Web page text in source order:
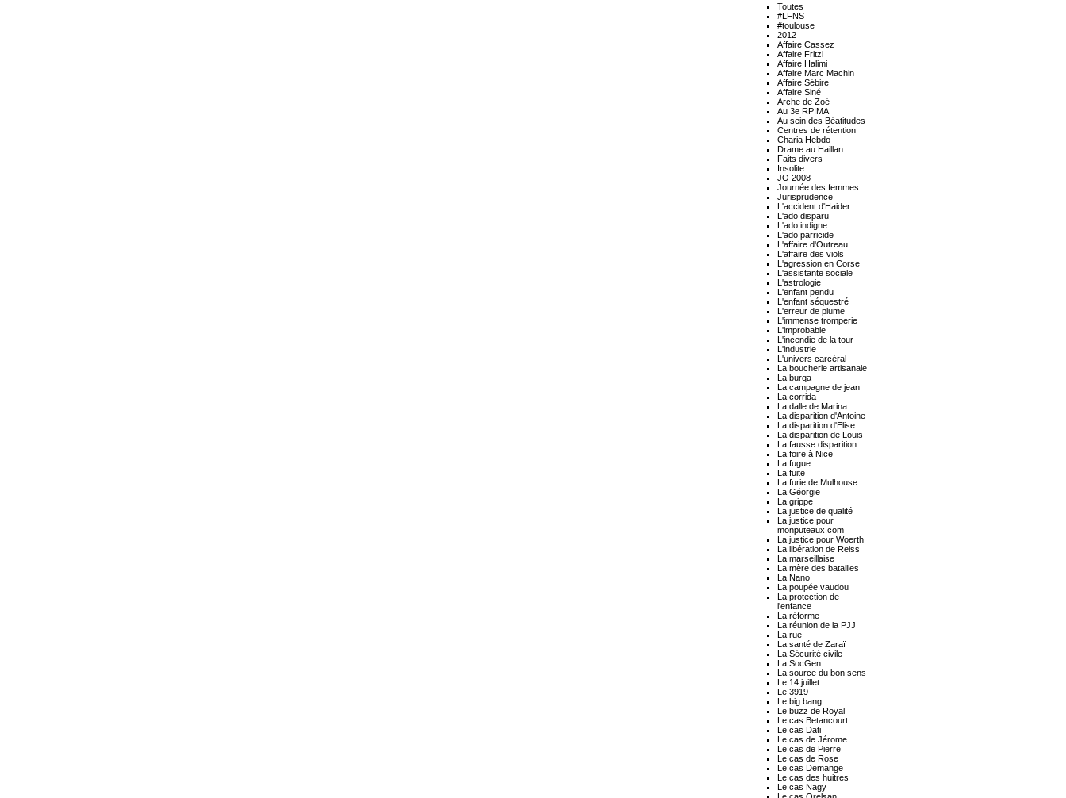
Toutes
#LFNS
#toulouse
2012
Affaire Cassez
Affaire Fritzl
Affaire Halimi
Affaire Marc Machin
Affaire Sébire
Affaire Siné
Arche de Zoé
Au 3e RPIMA
Au sein des Béatitudes
Centres de rétention
Charia Hebdo
Drame au Haillan
Faits divers
Insolite
JO 2008
Journée des femmes
Jurisprudence
L'accident d'Haider
L'ado disparu
L'ado indigne
L'ado parricide
L'affaire d'Outreau
L'affaire des viols
L'agression en Corse
L'assistante sociale
L'astrologie
L'enfant pendu
L'enfant séquestré
L'erreur de plume
L'immense tromperie
L'improbable
L'incendie de la tour
L'industrie
L'univers carcéral
La boucherie artisanale
La burqa
La campagne de jean
La corrida
La dalle de Marina
La disparition d'Antoine
La disparition d'Elise
La disparition de Louis
La fausse disparition
La foire à Nice
La fugue
La fuite
La furie de Mulhouse
La Géorgie
La grippe
La justice de qualité
La justice pour
monputeaux.com
La justice pour Woerth
La libération de Reiss
La marseillaise
La mère des batailles
La Nano
La poupée vaudou
La protection de
l'enfance
La réforme
La réunion de la PJJ
La rue
La santé de Zaraï
La Sécurité civile
La SocGen
La source du bon sens
Le 14 juillet
Le 3919
Le big bang
Le buzz de Royal
Le cas Betancourt
Le cas Dati
Le cas de Jérome
Le cas de Pierre
Le cas de Rose
Le cas Demange
Le cas des huitres
Le cas Nagy
Le cas Orelsan